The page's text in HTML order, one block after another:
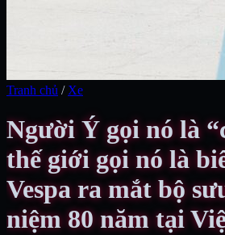
Tranh chủ / Xe
Người Ý gọi nó là
thế giới gọi nó là
Vespa ra mắt bộ
niệm 80 năm tại